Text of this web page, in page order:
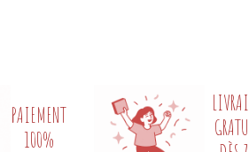
PAIEMENT
100%